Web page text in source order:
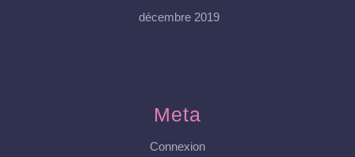
décembre 2019
Meta
Connexion